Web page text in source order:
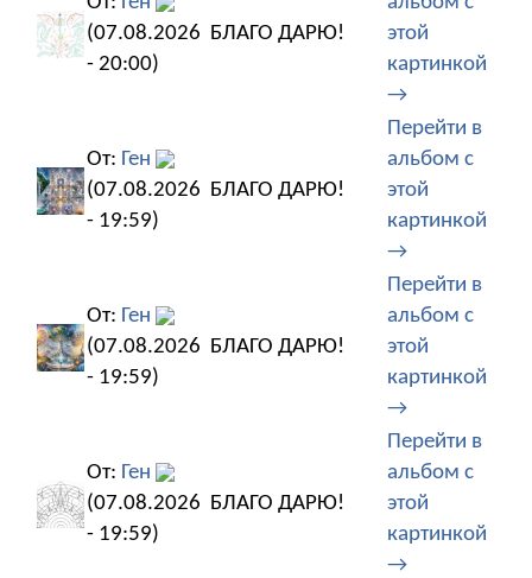
(07.08.2026
- 20:00)
БЛАГО ДАРЮ!
этой
картинкой
→
От: Ген
(07.08.2026
- 19:59)
БЛАГО ДАРЮ!
Перейти в
альбом с
этой
картинкой
→
От: Ген
(07.08.2026
- 19:59)
БЛАГО ДАРЮ!
Перейти в
альбом с
этой
картинкой
→
От: Ген
(07.08.2026
- 19:59)
БЛАГО ДАРЮ!
Перейти в
альбом с
этой
картинкой
→